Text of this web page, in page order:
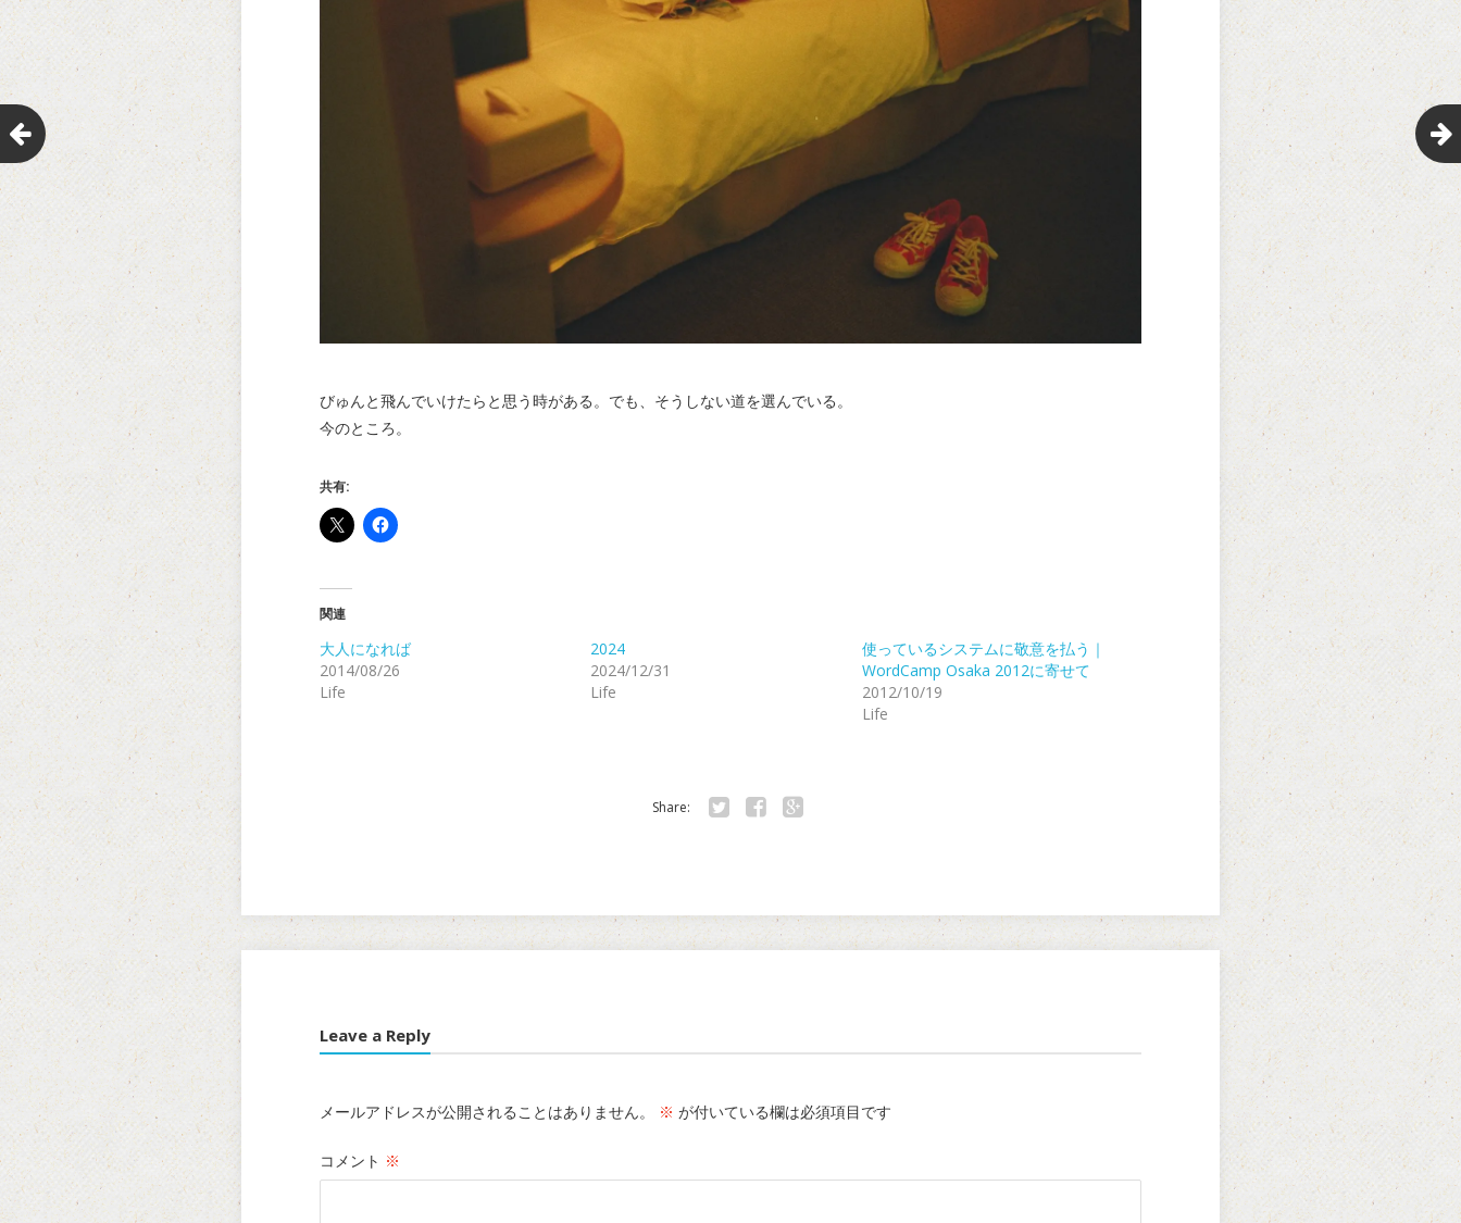
びゅんと飛んでいけたらと思う時がある。でも、そうしない道を選んでいる。
今のところ。
共有:
関連
大人になれば
2014/08/26
Life
2024
2024/12/31
Life
使っているシステムに敬意を払う｜
WordCamp Osaka 2012に寄せて
2012/10/19
Life
Share:
Leave a Reply
メールアドレスが公開されることはありません。 ※ が付いている欄は必須項目です
コメント ※